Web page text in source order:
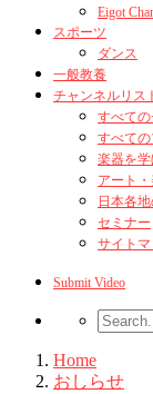
Eigot
スポーツ
ダンス
一般教養
チャンネルリス
すべて
すべての
楽器を学
アート
日本各
セミナー
サイト
Submit Video
Home
おしらせ